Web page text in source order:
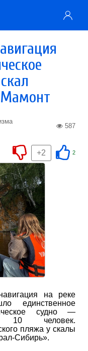
587
2
+2
на реке
единственное
судно —
10 человек.
пляжа у скалы
Сибирь».